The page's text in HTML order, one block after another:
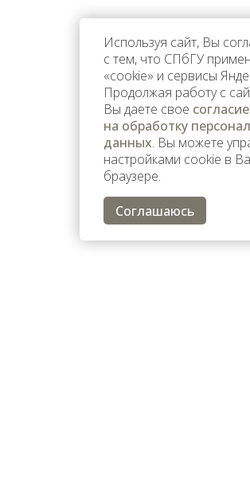
Используя сайт, Вы
с тем, что СПбГУ
«cookie» и сервисы
Продолжая работу с
Вы даете свое согласие
на обработку
данных. Вы можете
настройками cookie в
браузере.
Соглашаюсь